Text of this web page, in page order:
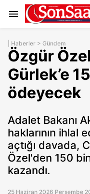
Haberler > Gündem
Özgür
Gürlek’e
ödeyecek
Adalet Bakanı
haklarının ihlal
açtığı davada,
Özel'den 150
kazandı.
25 Haziran 2026 Perşembe